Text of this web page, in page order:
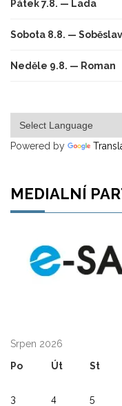
Pátek 7.8. — Lada
Sobota 8.8. — Soběslav
Neděle 9.8. — Roman
Powered by
MEDIALNÍ
Srpen 2026
Po
Út St
3
4 5